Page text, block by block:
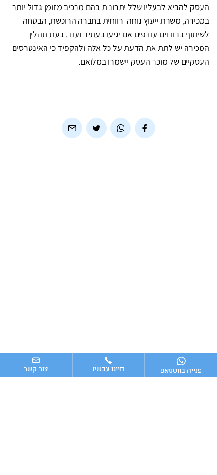
העסק להביא לבעליו שלל יתרונות בהם מרכיב מזומן גדול יותר
במכירה, משרת ייעוץ נוחה ורווחית בחברה הרוכשת, הבטחה
לשיתוף ברווחים עודפים אם יגיעו בעתיד ועוד. בעת תהליך
המכירה יש לתת את הדעת על כל אלה ולהקפיד כי האינטרסים
העסקיים של מוכר העסק יישמרו במלואם.
פנייה בווטסאפ חייגו עכשיו צור קשר